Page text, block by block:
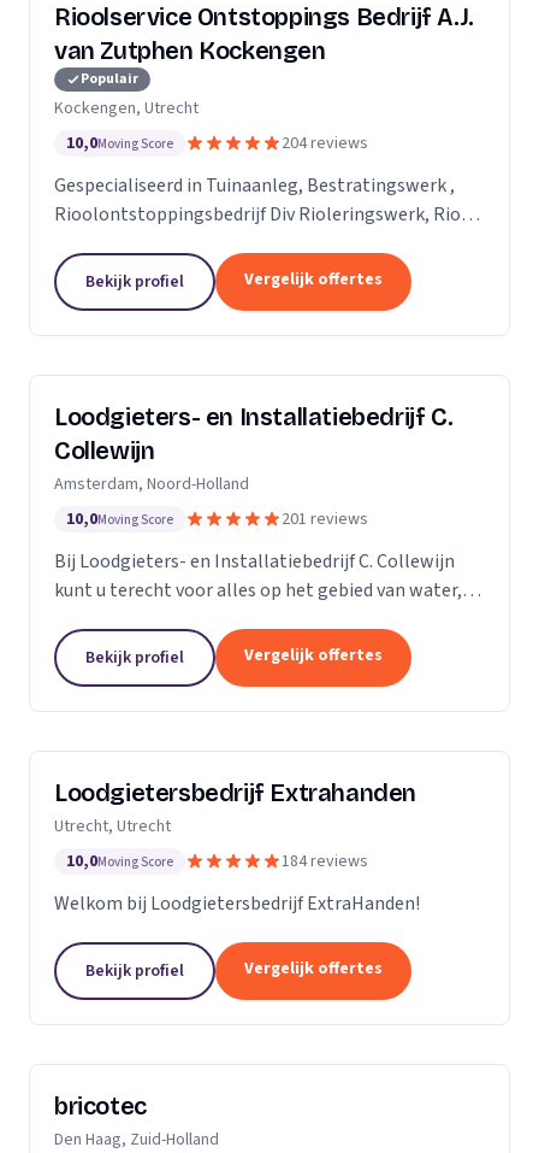
Rioolservice Ontstoppings Bedrijf A.J.
van Zutphen Kockengen
Populair
Kockengen, Utrecht
10,0Moving Score 204 reviews
Gespecialiseerd in Tuinaanleg, Bestratingswerk ,
Rioolontstoppingsbedrijf Div Rioleringswerk, Riool
vervangen. Rioolcamera, Riooldetectie...
Bekijk profiel Vergelijk offertes
Loodgieters- en Installatiebedrijf C.
Collewijn
Amsterdam, Noord-Holland
10,0Moving Score 201 reviews
Bij Loodgieters- en Installatiebedrijf C. Collewijn
kunt u terecht voor alles op het gebied van water,
zinkwerken. Voor vakkundig installeren,...
Bekijk profiel Vergelijk offertes
Loodgietersbedrijf Extrahanden
Utrecht, Utrecht
10,0Moving Score 184 reviews
Welkom bij Loodgietersbedrijf ExtraHanden!
Bekijk profiel Vergelijk offertes
bricotec
Den Haag, Zuid-Holland